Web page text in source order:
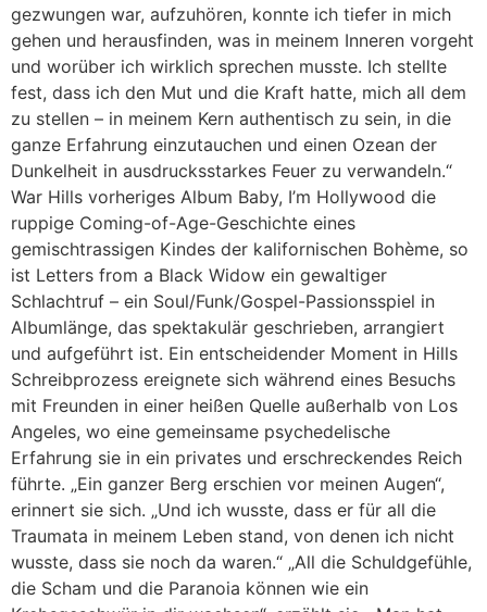
gezwungen war, aufzuhören, konnte ich tiefer in mich
gehen und herausfinden, was in meinem Inneren vorgeht
und worüber ich wirklich sprechen musste. Ich stellte
fest, dass ich den Mut und die Kraft hatte, mich all dem
zu stellen – in meinem Kern authentisch zu sein, in die
ganze Erfahrung einzutauchen und einen Ozean der
Dunkelheit in ausdrucksstarkes Feuer zu verwandeln.“
War Hills vorheriges Album Baby, I’m Hollywood die
ruppige Coming-of-Age-Geschichte eines
gemischtrassigen Kindes der kalifornischen Bohème, so
ist Letters from a Black Widow ein gewaltiger
Schlachtruf – ein Soul/Funk/Gospel-Passionsspiel in
Albumlänge, das spektakulär geschrieben, arrangiert
und aufgeführt ist. Ein entscheidender Moment in Hills
Schreibprozess ereignete sich während eines Besuchs
mit Freunden in einer heißen Quelle außerhalb von Los
Angeles, wo eine gemeinsame psychedelische
Erfahrung sie in ein privates und erschreckendes Reich
führte. „Ein ganzer Berg erschien vor meinen Augen“,
erinnert sie sich. „Und ich wusste, dass er für all die
Traumata in meinem Leben stand, von denen ich nicht
wusste, dass sie noch da waren.“ „All die Schuldgefühle,
die Scham und die Paranoia können wie ein